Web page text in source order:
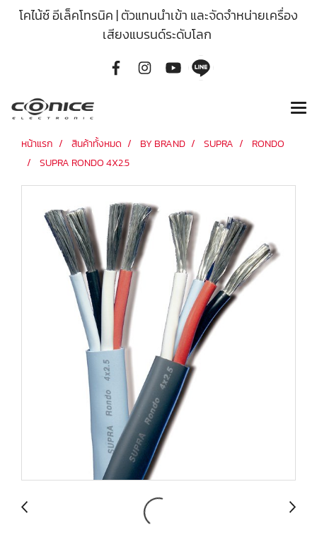
โคไน้ซ์ อีเล็คโทรนิค | ตัวแทนนำเข้า และจัดจำหน่ายเครื่อง
เสียงแบรนด์ระดับโลก
หน้าแรก สินค้าทั้งหมด BY BRAND SUPRA
RONDO
SUPRA RONDO 4X2.5